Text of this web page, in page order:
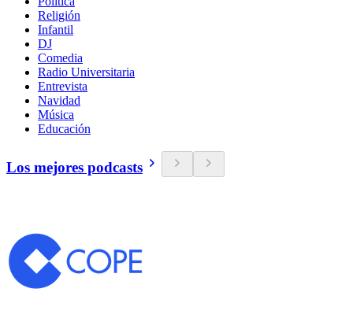
Religión
Infantil
DJ
Comedia
Radio Universitaria
Entrevista
Navidad
Música
Educación
Los mejores podcasts